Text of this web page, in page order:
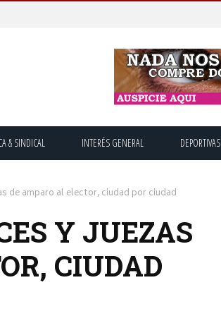
& SINDICAL INTERÉS GENERAL DEPORTIVAS
de amparo al elector, ciudad por ciudad
Y JUEZAS
CIUDAD